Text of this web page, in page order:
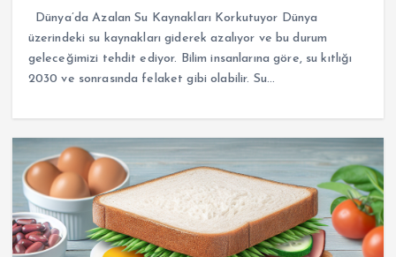
Dünya’da Azalan Su Kaynakları Korkutuyor Dünya
üzerindeki su kaynakları giderek azalıyor ve bu durum
geleceğimizi tehdit ediyor. Bilim insanlarına göre, su kıtlığı
2030 ve sonrasında felaket gibi olabilir. Su…